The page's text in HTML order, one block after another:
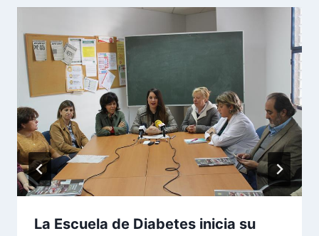
La Escuela de Diabetes inicia su